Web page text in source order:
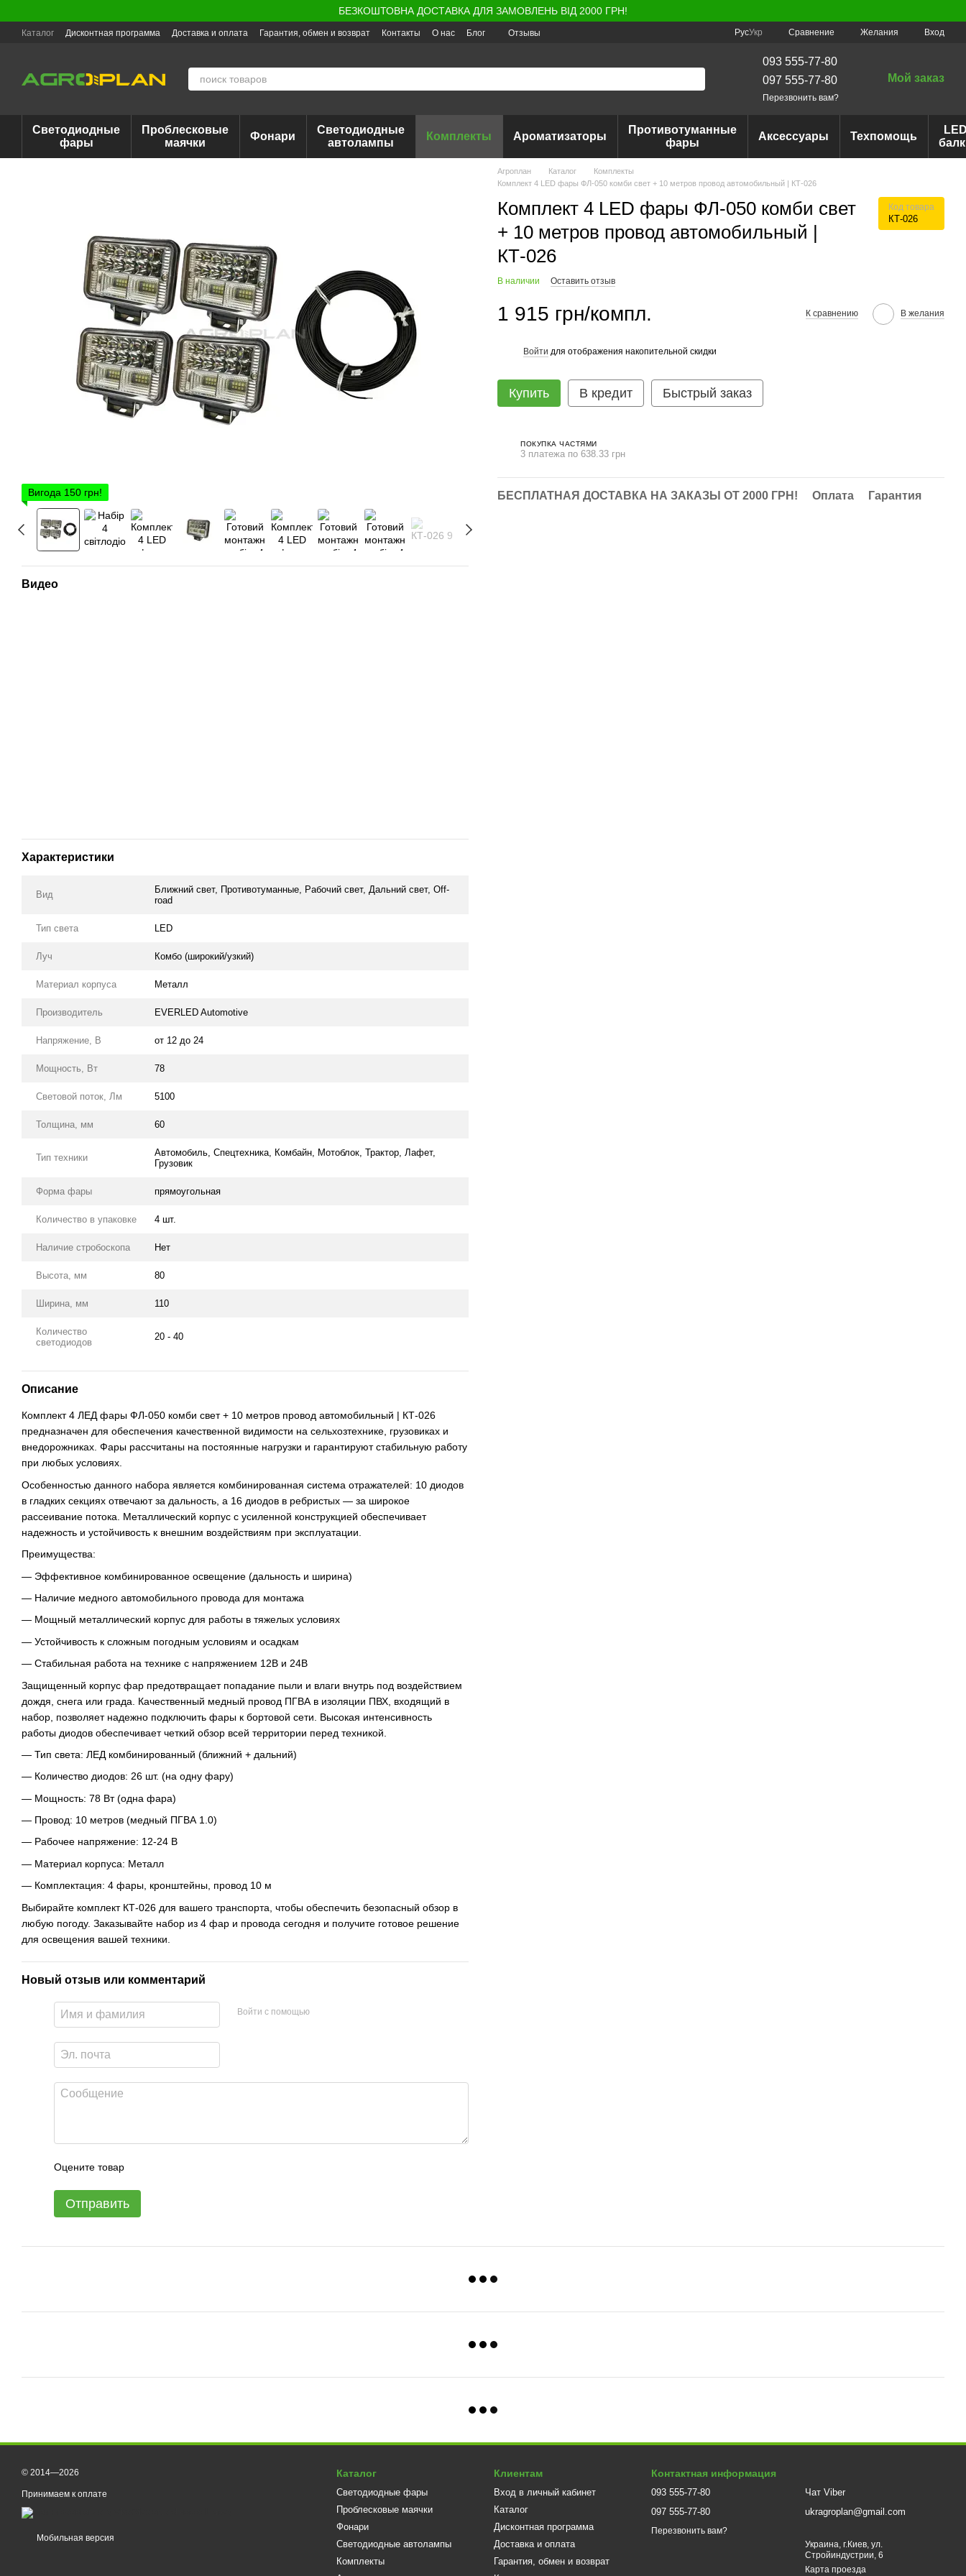
БЕЗКОШТОВНА ДОСТАВКА ДЛЯ ЗАМОВЛЕНЬ ВІД 2000 ГРН!
Каталог Дисконтная программа Доставка и оплата Гарантия, обмен и возврат Контакты О нас Блог Отзывы РусУкр Сравнение Желания Вход
093 555-77-80
097 555-77-80
Перезвонить вам?
Мой заказ
Светодиодные
фары
Проблесковые
маячки
Фонари
Светодиодные
автолампы
Комплекты Ароматизаторы
Противотуманные
фары
Аксессуары Техпомощь
Вигода 150 грн!
Видео
Характеристики
Вид
Ближний свет, Противотуманные, Рабочий свет, Дальний свет, Off-
road
Тип света LED
Луч Комбо (широкий/узкий)
Материал корпуса Металл
Производитель EVERLED Automotive
Напряжение, В от 12 до 24
Мощность, Вт 78
Световой поток, Лм 5100
Толщина, мм 60
Тип техники
Автомобиль, Спецтехника, Комбайн, Мотоблок, Трактор, Лафет,
Грузовик
Форма фары прямоугольная
Количество в упаковке 4 шт.
Наличие стробоскопа Нет
Высота, мм 80
Ширина, мм 110
Количество
светодиодов
20 - 40
Описание
Комплект 4 ЛЕД фары ФЛ-050 комби свет + 10 метров провод автомобильный | КТ-026
предназначен для обеспечения качественной видимости на сельхозтехнике, грузовиках и
внедорожниках. Фары рассчитаны на постоянные нагрузки и гарантируют стабильную работу
при любых условиях.
Особенностью данного набора является комбинированная система отражателей: 10 диодов
в гладких секциях отвечают за дальность, а 16 диодов в ребристых — за широкое
рассеивание потока. Металлический корпус с усиленной конструкцией обеспечивает
надежность и устойчивость к внешним воздействиям при эксплуатации.
Преимущества:
— Эффективное комбинированное освещение (дальность и ширина)
— Наличие медного автомобильного провода для монтажа
— Мощный металлический корпус для работы в тяжелых условиях
— Устойчивость к сложным погодным условиям и осадкам
— Стабильная работа на технике с напряжением 12В и 24В
Защищенный корпус фар предотвращает попадание пыли и влаги внутрь под воздействием
дождя, снега или града. Качественный медный провод ПГВА в изоляции ПВХ, входящий в
набор, позволяет надежно подключить фары к бортовой сети. Высокая интенсивность
работы диодов обеспечивает четкий обзор всей территории перед техникой.
— Тип света: ЛЕД комбинированный (ближний + дальний)
— Количество диодов: 26 шт. (на одну фару)
— Мощность: 78 Вт (одна фара)
— Провод: 10 метров (медный ПГВА 1.0)
— Рабочее напряжение: 12-24 В
— Материал корпуса: Металл
— Комплектация: 4 фары, кронштейны, провод 10 м
Выбирайте комплект КТ-026 для вашего транспорта, чтобы обеспечить безопасный обзор в
любую погоду. Заказывайте набор из 4 фар и провода сегодня и получите готовое решение
для освещения вашей техники.
Новый отзыв или комментарий
Войти с помощью
Оцените товар
Отправить
Агроплан Каталог
Комплекты
Комплект 4 LED фары ФЛ-050 комби свет + 10 метров провод автомобильный | КТ-026
Комплект 4 LED фары ФЛ-050 комби свет
+ 10 метров провод автомобильный |
КТ-026
Код товара
КТ-026
В наличии Оставить отзыв
1 915 грн/компл. К сравнению В желания
Войти для отображения накопительной скидки
Купить В кредит Быстрый заказ
ПОКУПКА ЧАСТЯМИ
3 платежа по 638.33 грн
БЕСПЛАТНАЯ ДОСТАВКА НА ЗАКАЗЫ ОТ 2000 ГРН! Оплата Гарантия
© 2014—2026
Принимаем к оплате
Мобильная версия
Каталог
Светодиодные фары
Проблесковые маячки
Фонари
Светодиодные автолампы
Комплекты
Клиентам
Вход в личный кабинет
Каталог
Дисконтная программа
Доставка и оплата
Гарантия, обмен и возврат
Контактная информация
093 555-77-80
097 555-77-80
Перезвонить вам?
Чат Viber
ukragroplan@gmail.com
Украина, г.Киев, ул.
Стройиндустрии, 6
Карта проезда